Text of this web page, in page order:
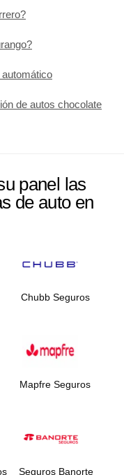
de autos chocolate
panel las
de auto en
Chubb Seguros
Mapfre Seguros
Seguros Banorte